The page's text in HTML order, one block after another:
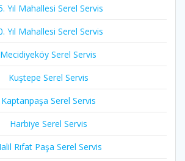
Yıl Mahallesi Serel Servis
Yıl Mahallesi Serel Servis
Mecidiyeköy Serel Servis
Kuştepe Serel Servis
Kaptanpaşa Serel Servis
Harbiye Serel Servis
Rıfat Paşa Serel Servis